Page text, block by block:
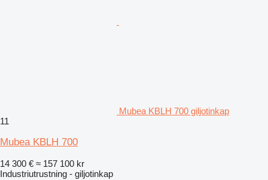
Mubea KBLH 700 giljotinkap
11
Mubea KBLH 700
14 300 € ≈ 157 100 kr
Industriutrustning - giljotinkap